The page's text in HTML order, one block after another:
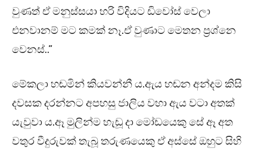
වුණත් ඒ මනුස්සයා හරි විදියට ඩිවෝස් වෙලා
එනවානම් මට කමක් නෑ.ඒ වුණාට මෙතන ප්‍රශ්නෙ
වෙනස්..”
මේකලා හඬමින් කියවන්නී ය.ඇය හඬන අන්දම කිසි
දවසක දරන්නට අපහසු ජාලිය වහා ඇය වටා අතක්
යැවුවා ය.ඈ මුලින්ම හැඬූ දා මෝඩයෙකු සේ ඈ අත
වතුර වීදුරුවක් තැබූ තරුණයෙකු ඒ අස්සේ ඔහුට සිහි